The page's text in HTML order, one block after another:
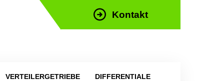
Kontakt
VERTEILERGETRIEBE DIFFERENTIALE